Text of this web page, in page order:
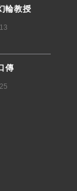
輪教授
傳